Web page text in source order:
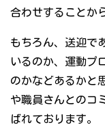
合わせすることか
もちろん、送迎で
いるのか、運動プ
のかなどあるかと
や職員さんとのコ
ばれております。